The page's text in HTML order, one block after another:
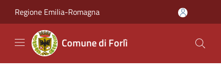
Regione Emilia-Romagna
Comune di Forlì